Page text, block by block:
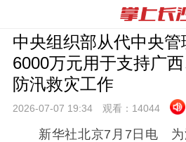
中央组织部从代中央
6000万元用于支持广
防汛救灾工作
2026-07-07 19:34 观看： 14044
新华社北京7月7日电 为